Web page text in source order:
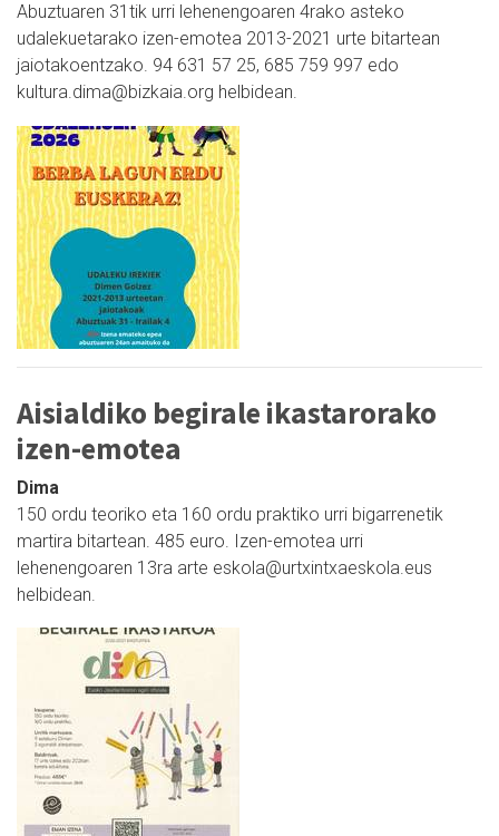
Abuztuaren 31tik urri lehenengoaren 4rako asteko
udalekuetarako izen-emotea 2013-2021 urte bitartean
jaiotakoentzako. 94 631 57 25, 685 759 997 edo
kultura.dima@bizkaia.org helbidean.
Aisialdiko begirale ikastarorako
izen-emotea
Dima
150 ordu teoriko eta 160 ordu praktiko urri bigarrenetik
martira bitartean. 485 euro. Izen-emotea urri
lehenengoaren 13ra arte eskola@urtxintxaeskola.eus
helbidean.